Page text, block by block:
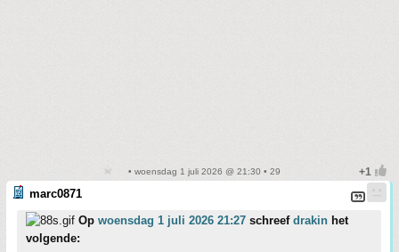
• woensdag 1 juli 2026 @ 21:30 • 29
marc0871
Op woensdag 1 juli 2026 21:27 schreef drakin het
volgende: